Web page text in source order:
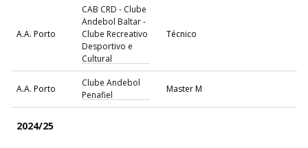
A.A. Porto
CAB CRD - Clube
Andebol Baltar -
Clube Recreativo
Desportivo e
Cultural
Técnico
A.A. Porto
Clube Andebol
Penafiel
Master M
2024/25